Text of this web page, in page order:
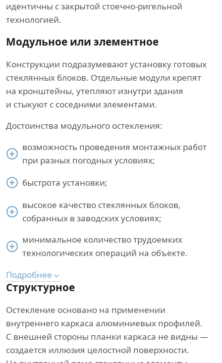
идентичны с закрытой стоечно-ригельной
технологией.
Модульное или элементное
Конструкции подразумевают установку готовых
стеклянных блоков. Отдельные модули крепят
на кронштейны, утепляют изнутри здания
и стыкуют с соседними элементами.
Достоинства модульного остекления:
возможность проведения монтажных работ
при разных погодных условиях;
быстрота установки;
высокое качество стеклянных блоков,
собранных в заводских условиях;
минимальное количество трудоемких
технологических операций на объекте.
Подробнее
Структурное
Остекление основано на применении
внутреннего каркаса алюминиевых профилей.
С внешней стороны планки каркаса не видны —
создается иллюзия целостной поверхности.